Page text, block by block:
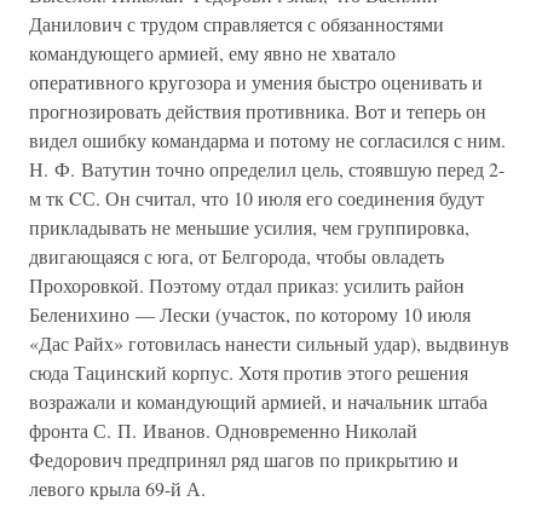
Данилович с трудом справляется с обязанностями
командующего армией, ему явно не хватало
оперативного кругозора и умения быстро оценивать и
прогнозировать действия противника. Вот и теперь он
видел ошибку командарма и потому не согласился с ним.
Н. Ф. Ватутин точно определил цель, стоявшую перед 2-
м тк CС. Он считал, что 10 июля его соединения будут
прикладывать не меньшие усилия, чем группировка,
двигающаяся с юга, от Белгорода, чтобы овладеть
Прохоровкой. Поэтому отдал приказ: усилить район
Беленихино — Лески (участок, по которому 10 июля
«Дас Райх» готовилась нанести сильный удар), выдвинув
сюда Тацинский корпус. Хотя против этого решения
возражали и командующий армией, и начальник штаба
фронта С. П. Иванов. Одновременно Николай
Федорович предпринял ряд шагов по прикрытию и
левого крыла 69-й А.